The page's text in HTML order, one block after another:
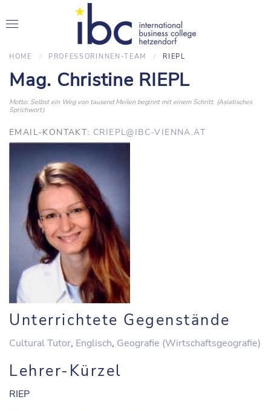
HOME PROFESSORINNEN-TEAM RIEPL
Mag. Christine RIEPL
Motto: Selbst ein Weg von tausend Meilen beginnt mit einem Schritt. (Asiatisches
Sprichwort)
EMAIL-KONTAKT: CRIEPL@IBC-VIENNA.AT
Unterrichtete Gegenstände
Cultural Tutor, Englisch, Geografie (Wirtschaftsgeografie)
Lehrer-Kürzel
RIEP